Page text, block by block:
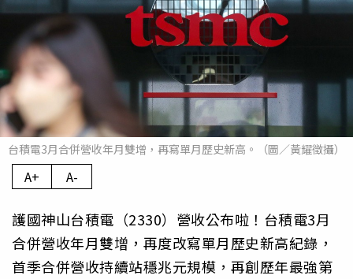
台積電3月合併營收年月雙增，再寫單月歷史新高。（圖／黃耀徵攝）
A+ A-
護國神山台積電（2330）營收公布啦！台積電3月
合併營收年月雙增，再度改寫單月歷史新高紀錄，
首季合併營收持續站穩兆元規模，再創歷年最強第